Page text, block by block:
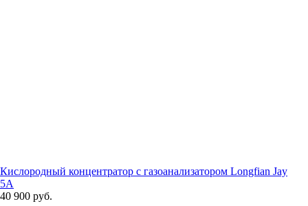
Кислородный концентратор с газоанализатором Longfian Jay
5A
40 900 руб.